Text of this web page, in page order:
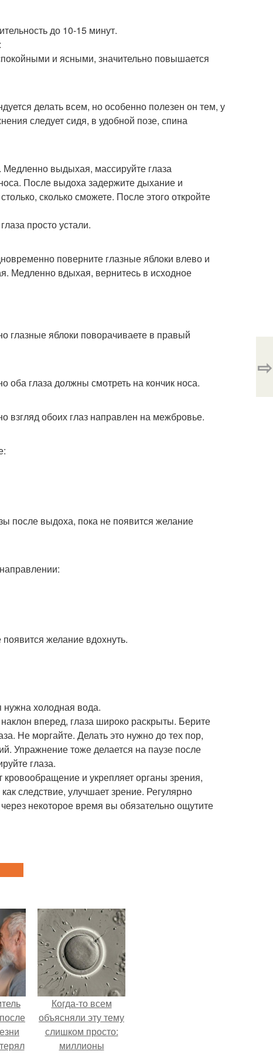
до 10-15 минут.
и ясными, значительно повышается
делать всем, но особенно полезен он тем, у
следует сидя, в удобной позе, спина
Медленно выдыхая, массируйте глаза
После выдоха задержите дыхание и
сколько сможете. После этого откройте
просто устали.
поверните глазные яблоки влево и
Медленно вдыхая, вернитеcь в исходное
глазные яблоки поворачиваете в правый
глаза должны смотреть на кончик носа.
взгляд обоих глаз направлен на межбровье.
после выдоха, пока не появится желание
желание вдохнуть.
холодная вода.
вперед, глаза широко раскрыты. Берите
Не моргайте. Делать это нужно до тех пор,
Упражнение тоже делается на паузе после
глаза.
и укрепляет органы зрения,
следствие, улучшает зрение. Регулярно
некоторое время вы обязательно ощутите
⇨
Когда-то всем
объясняли эту тему
слишком просто:
миллионы